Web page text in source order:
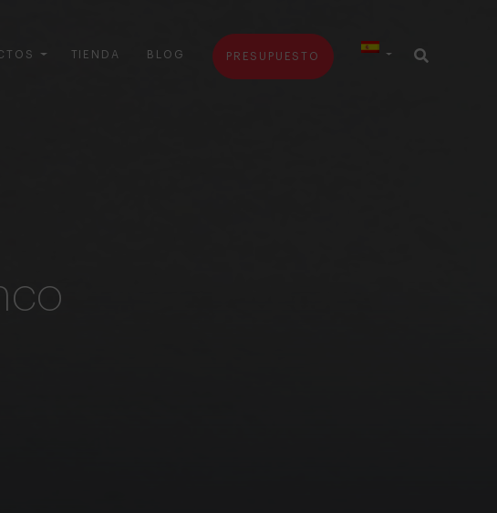
TIENDA BLOG PRESUPUESTO